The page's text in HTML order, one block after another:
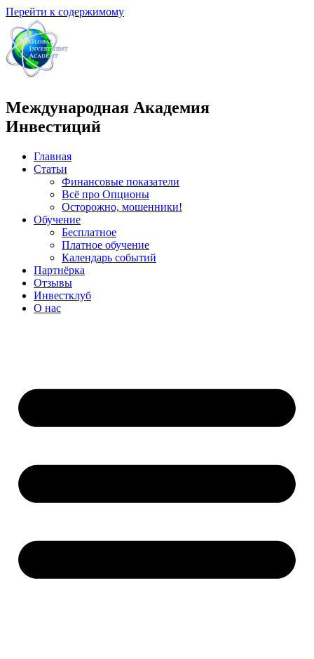
Перейти к содержимому
Международная Академия
Инвестиций
Главная
Статьи
Финансовые показатели
Всё про Опционы
Осторожно, мошенники!
Обучение
Бесплатное
Платное обучение
Календарь событий
Партнёрка
Отзывы
Инвестклуб
О нас